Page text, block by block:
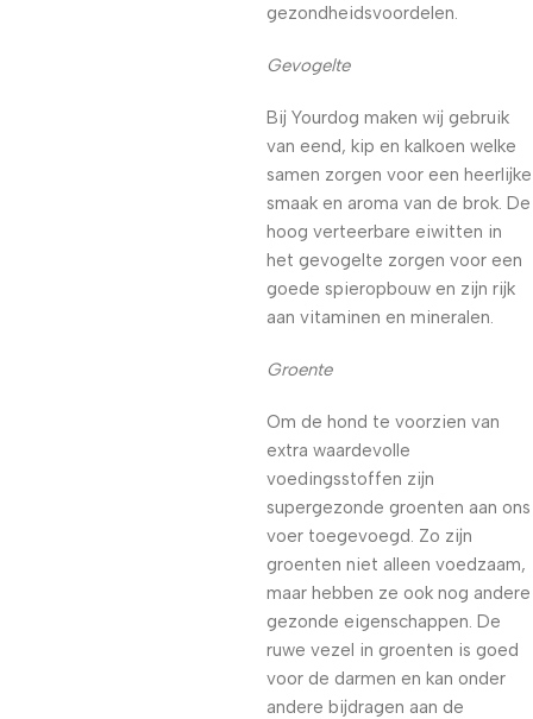
gezondheidsvoordelen.
Gevogelte
Bij Yourdog maken wij gebruik
van eend, kip en kalkoen welke
samen zorgen voor een heerlijke
smaak en aroma van de brok. De
hoog verteerbare eiwitten in
het gevogelte zorgen voor een
goede spieropbouw en zijn rijk
aan vitaminen en mineralen.
Groente
Om de hond te voorzien van
extra waardevolle
voedingsstoffen zijn
supergezonde groenten aan ons
voer toegevoegd. Zo zijn
groenten niet alleen voedzaam,
maar hebben ze ook nog andere
gezonde eigenschappen. De
ruwe vezel in groenten is goed
voor de darmen en kan onder
andere bijdragen aan de